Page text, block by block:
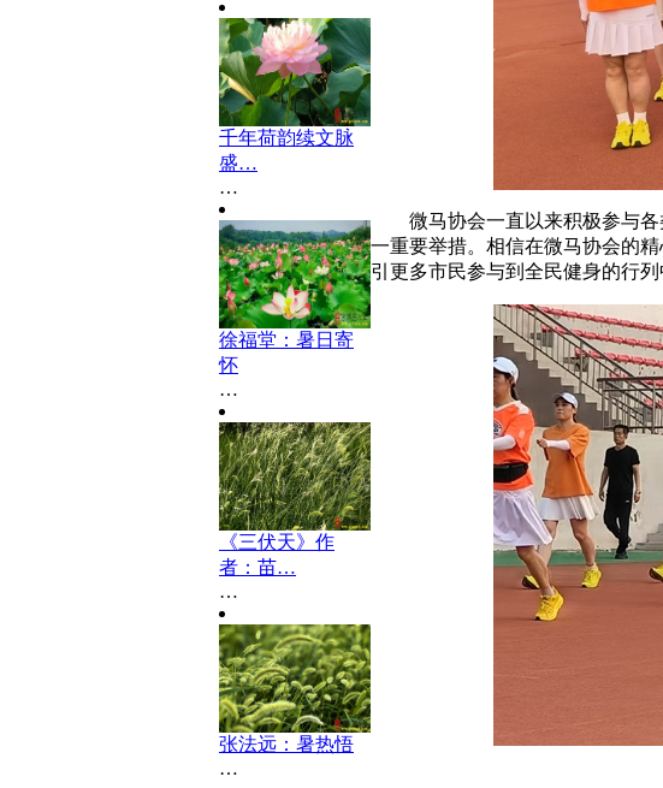
千年荷韵续文脉
盛…
…
徐福堂：暑日寄
怀
…
《三伏天》作
者：苗…
…
张法远：暑热悟
…
微马协会一直以来积极参与
一重要举措。相信在微马协会的
引更多市民参与到全民健身的行